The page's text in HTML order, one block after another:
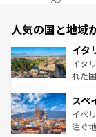
人気の国と地域
イタ
イタ
れた国
ろん
景な
ピザ
スペ
イベ
注ぐ